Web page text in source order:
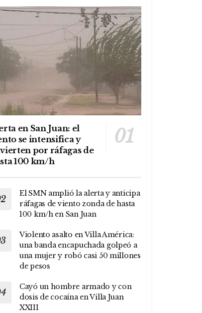
en San Juan: el
se intensifica y
por ráfagas de
100 km/h
El SMN amplió la alerta y anticipa
ráfagas de viento zonda de hasta
100 km/h en San Juan
Violento asalto en Villa América:
una banda encapuchada golpeó a
una mujer y robó casi 50 millones
de pesos
Cayó un hombre armado y con
dosis de cocaína en Villa Juan
XXIII